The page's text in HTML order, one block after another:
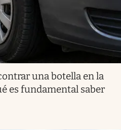
una botella en la
es fundamental saber